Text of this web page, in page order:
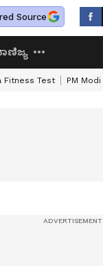
Source
Fitness Test PM